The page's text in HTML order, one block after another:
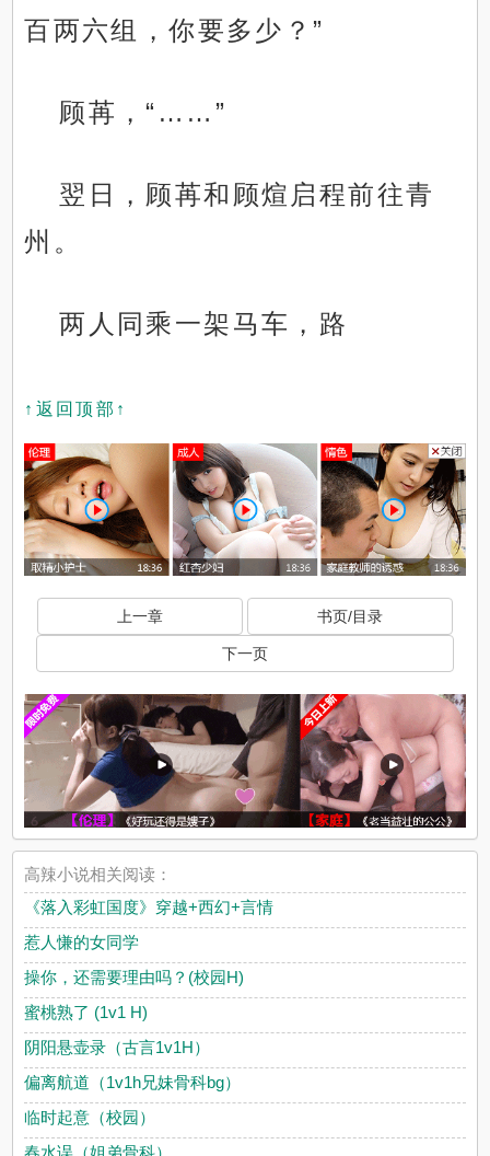
百两六组，你要多少？”
顾苒，“……”
翌日，顾苒和顾煊启程前往青
州。
两人同乘一架马车，路
↑返回顶部↑
上一章 书页/目录
下一页
高辣小说相关阅读：
《落入彩虹国度》穿越+西幻+言情
惹人慊的女同学
操你，还需要理由吗？(校园H)
蜜桃熟了 (1v1 H)
阴阳悬壶录（古言1v1H）
偏离航道（1v1h兄妹骨科bg）
临时起意（校园）
春水误（姐弟骨科）